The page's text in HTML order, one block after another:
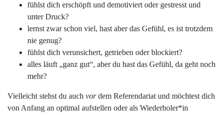
fühlst dich erschöpft und demotiviert oder gestresst und
unter Druck?
lernst zwar schon viel, hast aber das Gefühl, es ist trotzdem
nie genug?
fühlst dich verunsichert, getrieben oder blockiert?
alles läuft „ganz gut“, aber du hast das Gefühl, da geht noch
mehr?
Vielleicht stehst du auch vordem Referendariat und möchtest dich
von Anfang an optimal aufstellen oder als Wiederholer*in